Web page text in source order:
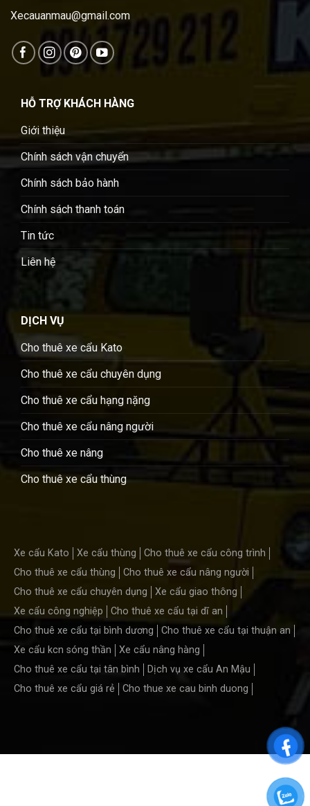
Xecauanmau@gmail.com
HỖ TRỢ KHÁCH HÀNG
Giới thiệu
Chính sách vận chuyển
Chính sách bảo hành
Chính sách thanh toán
Tin tức
Liên hệ
DỊCH VỤ
Cho thuê xe cẩu Kato
Cho thuê xe cẩu chuyên dụng
Cho thuê xe cẩu hạng nặng
Cho thuê xe cẩu nâng người
Cho thuê xe nâng
Cho thuê xe cẩu thùng
Xe cẩu Kato Xe cẩu thùng
Cho thuê xe cẩu công trình
Cho thuê xe cẩu thùng
Cho thuê xe cẩu nâng người
Cho thuê xe cẩu chuyên dụng
Xe cẩu giao thông
Xe cẩu công nghiệp
Cho thuê xe cẩu tại dĩ an
Cho thuê xe cẩu tại bình dương
Cho thuê xe cẩu tại thuận an
Xe cẩu kcn sóng thần
Xe cẩu nâng hàng
Cho thuê xe cẩu tại tân bình
Dịch vụ xe cẩu An Mậu
Cho thuê xe cẩu giá rẻ
Cho thue xe cau binh duong